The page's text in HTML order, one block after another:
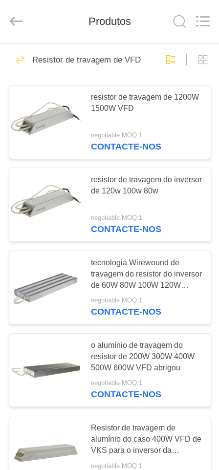
CASA
PRODUTOS
VÍDEOS
NÓS
TOUR
PELA
FÁBRICA
CONTROLE
QUALIDADE
EM
CONOSCO
UMAS
MAPA
Electric
Rights
Movimentação
variável da
frequência de VFD
101
inversores de
frequência variável
41
Inversor de PMSM
O inversor entrou
220v a saída 380v
Produtos
Resistor de travagem de VFD
resistor de travagem de 1200W
1500W VFD
negotiable MOQ:1
CONTACTE-NOS
resistor de travagem do inversor
de 120w 100w 80w
negotiable MOQ:1
CONTACTE-NOS
tecnologia Wirewound de
travagem do resistor do inversor
de 60W 80W 100W 120W
150W
negotiable MOQ:1
CONTACTE-NOS
o alumínio de travagem do
resistor de 200W 300W 400W
500W 600W VFD abrigou
negotiable MOQ:1
CONTACTE-NOS
Resistor de travagem de
alumínio do caso 400W VFD de
VKS para o inversor da
frequência
negotiable MOQ:1